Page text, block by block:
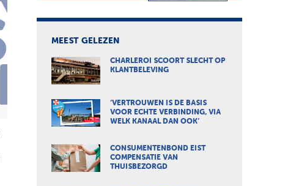
MEEST GELEZEN
CHARLEROI SCOORT SLECHT OP
KLANTBELEVING
‘VERTROUWEN IS DE BASIS
VOOR ECHTE VERBINDING, VIA
WELK KANAAL DAN OOK’
CONSUMENTENBOND EIST
COMPENSATIE VAN
THUISBEZORGD